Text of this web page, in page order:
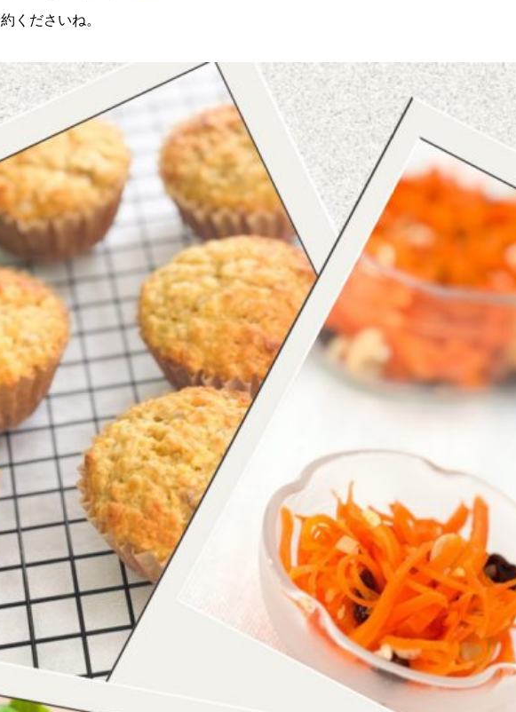
くださいね。